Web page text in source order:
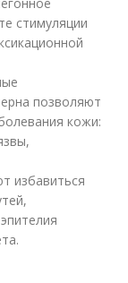
стимуляции
позволяют
кожи:
избавиться